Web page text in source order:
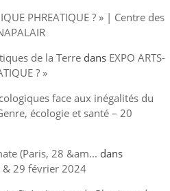
PHREATIQUE ? » | Centre des
de la Terredans EXPO ARTS-
? »
face aux inégalités du
écologie et santé – 20
(Paris, 28 &am... dans
& 29 février 2024